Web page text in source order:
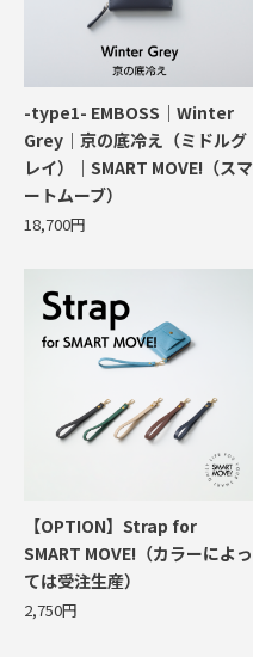
-type1- EMBOSS｜Winter
Grey｜京の底冷え（ミドルグ
レイ）｜SMART MOVE!（スマ
ートムーブ）
18,700円
【OPTION】Strap for
SMART MOVE!（カラーによっ
ては受注生産）
2,750円